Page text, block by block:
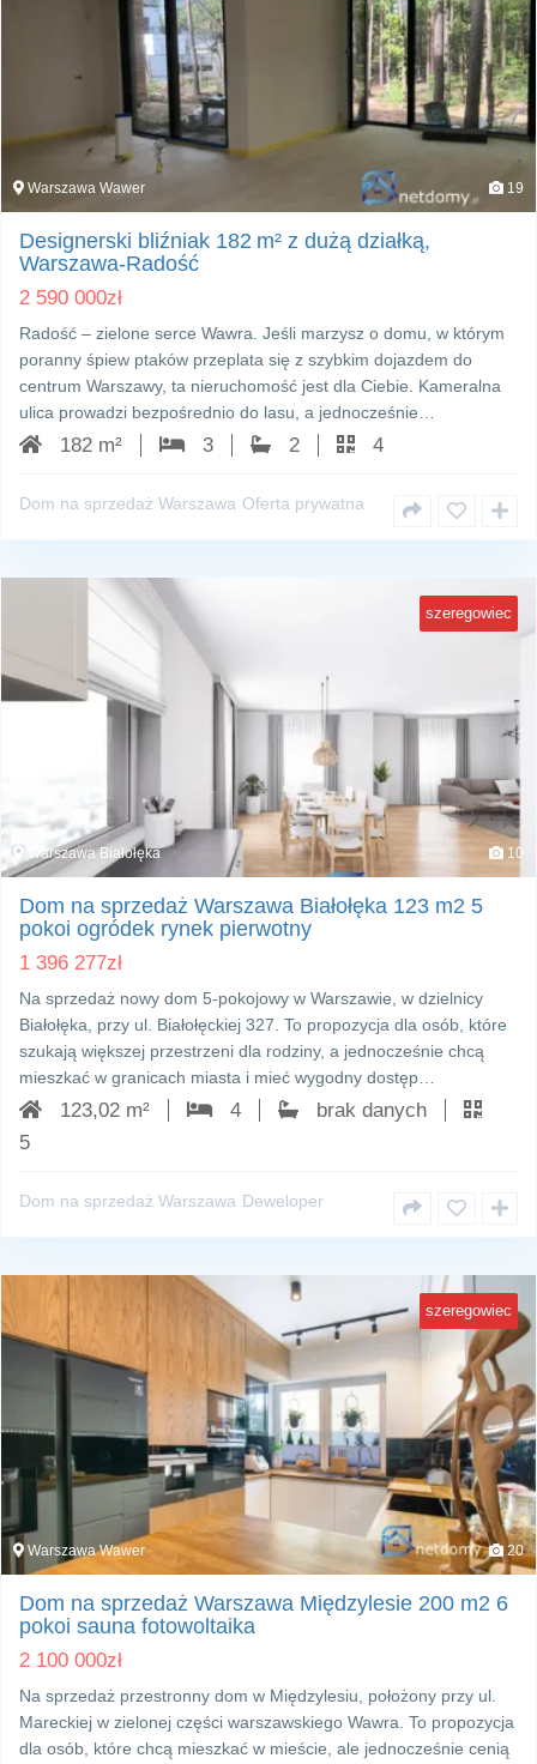
Warszawa Wawer 19
Designerski bliźniak 182 m² z dużą działką,
Warszawa‑Radość
2 590 000zł
Radość – zielone serce Wawra. Jeśli marzysz o domu, w którym
poranny śpiew ptaków przeplata się z szybkim dojazdem do
centrum Warszawy, ta nieruchomość jest dla Ciebie. Kameralna
ulica prowadzi bezpośrednio do lasu, a jednocześnie…
182 m² 3 2 4
Dom na sprzedaż Warszawa Oferta prywatna
szeregowiec
Warszawa Białołęka 10
Dom na sprzedaż Warszawa Białołęka 123 m2 5
pokoi ogródek rynek pierwotny
1 396 277zł
Na sprzedaż nowy dom 5-pokojowy w Warszawie, w dzielnicy
Białołęka, przy ul. Białołęckiej 327. To propozycja dla osób, które
szukają większej przestrzeni dla rodziny, a jednocześnie chcą
mieszkać w granicach miasta i mieć wygodny dostęp…
123,02 m² 4
brak danych
5
Dom na sprzedaż Warszawa Deweloper
szeregowiec
Warszawa Wawer 20
Dom na sprzedaż Warszawa Międzylesie 200 m2 6
pokoi sauna fotowoltaika
2 100 000zł
Na sprzedaż przestronny dom w Międzylesiu, położony przy ul.
Mareckiej w zielonej części warszawskiego Wawra. To propozycja
dla osób, które chcą mieszkać w mieście, ale jednocześnie cenią